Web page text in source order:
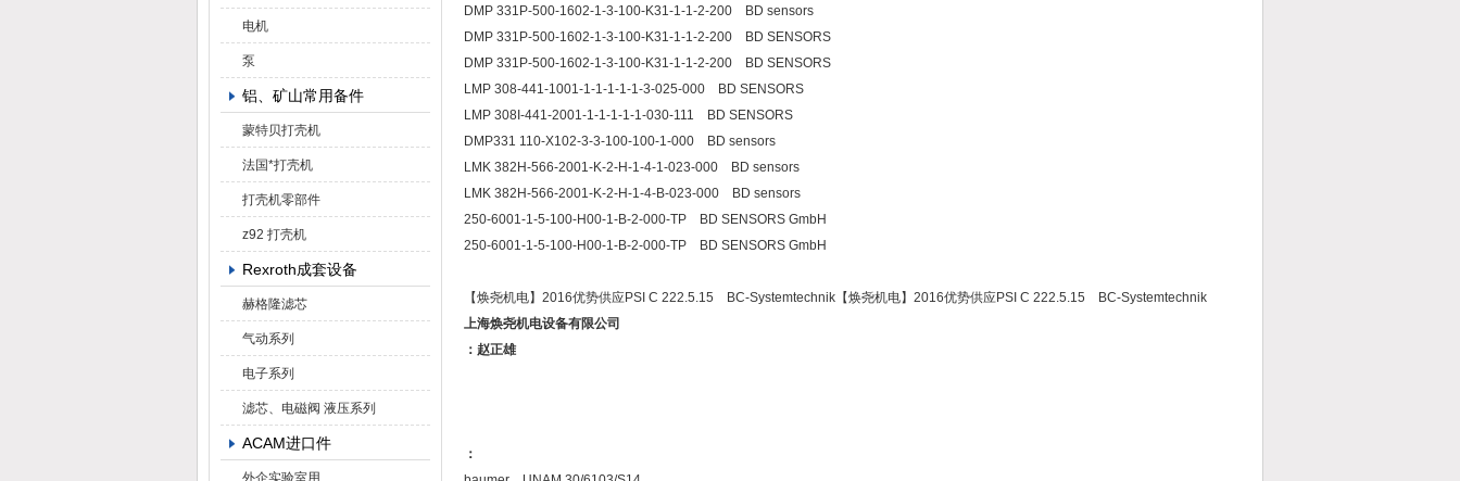
电机
泵
铝、矿山常用备件
蒙特贝打壳机
法国*打壳机
打壳机零部件
z92 打壳机
Rexroth成套设备
赫格隆滤芯
气动系列
电子系列
滤芯、电磁阀 液压系列
ACAM进口件
外企实验室用
DMP 331P-500-1602-1-3-100-K31-1-1-2-200 BD sensors
DMP 331P-500-1602-1-3-100-K31-1-1-2-200 BD SENSORS
DMP 331P-500-1602-1-3-100-K31-1-1-2-200 BD SENSORS
LMP 308-441-1001-1-1-1-1-1-3-025-000 BD SENSORS
LMP 308I-441-2001-1-1-1-1-1-030-111 BD SENSORS
DMP331 110-X102-3-3-100-100-1-000 BD sensors
LMK 382H-566-2001-K-2-H-1-4-1-023-000 BD sensors
LMK 382H-566-2001-K-2-H-1-4-B-023-000 BD sensors
250-6001-1-5-100-H00-1-B-2-000-TP BD SENSORS GmbH
250-6001-1-5-100-H00-1-B-2-000-TP BD SENSORS GmbH
【焕尧机电】2016优势供应PSI C 222.5.15 BC-Systemtechnik【焕尧机电】2016优势供应PSI C 222.5.15 BC-Systemtechnik
上海焕尧机电设备有限公司
：赵正雄
：